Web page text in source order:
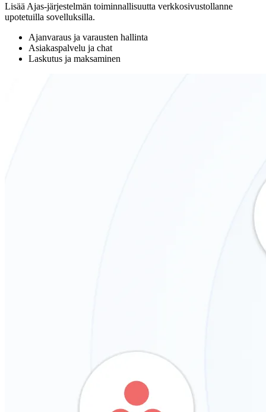
Lisää Ajas-järjestelmän toiminnallisuutta verkkosivustollanne
upotetuilla sovelluksilla.
Ajanvaraus ja varausten hallinta
Asiakaspalvelu ja chat
Laskutus ja maksaminen